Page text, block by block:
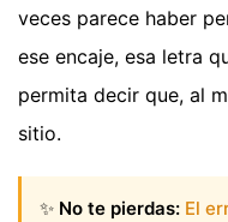
veces parece haber
ese encaje, esa letra
permita decir que, al
sitio.
✨ No te pierdas: El